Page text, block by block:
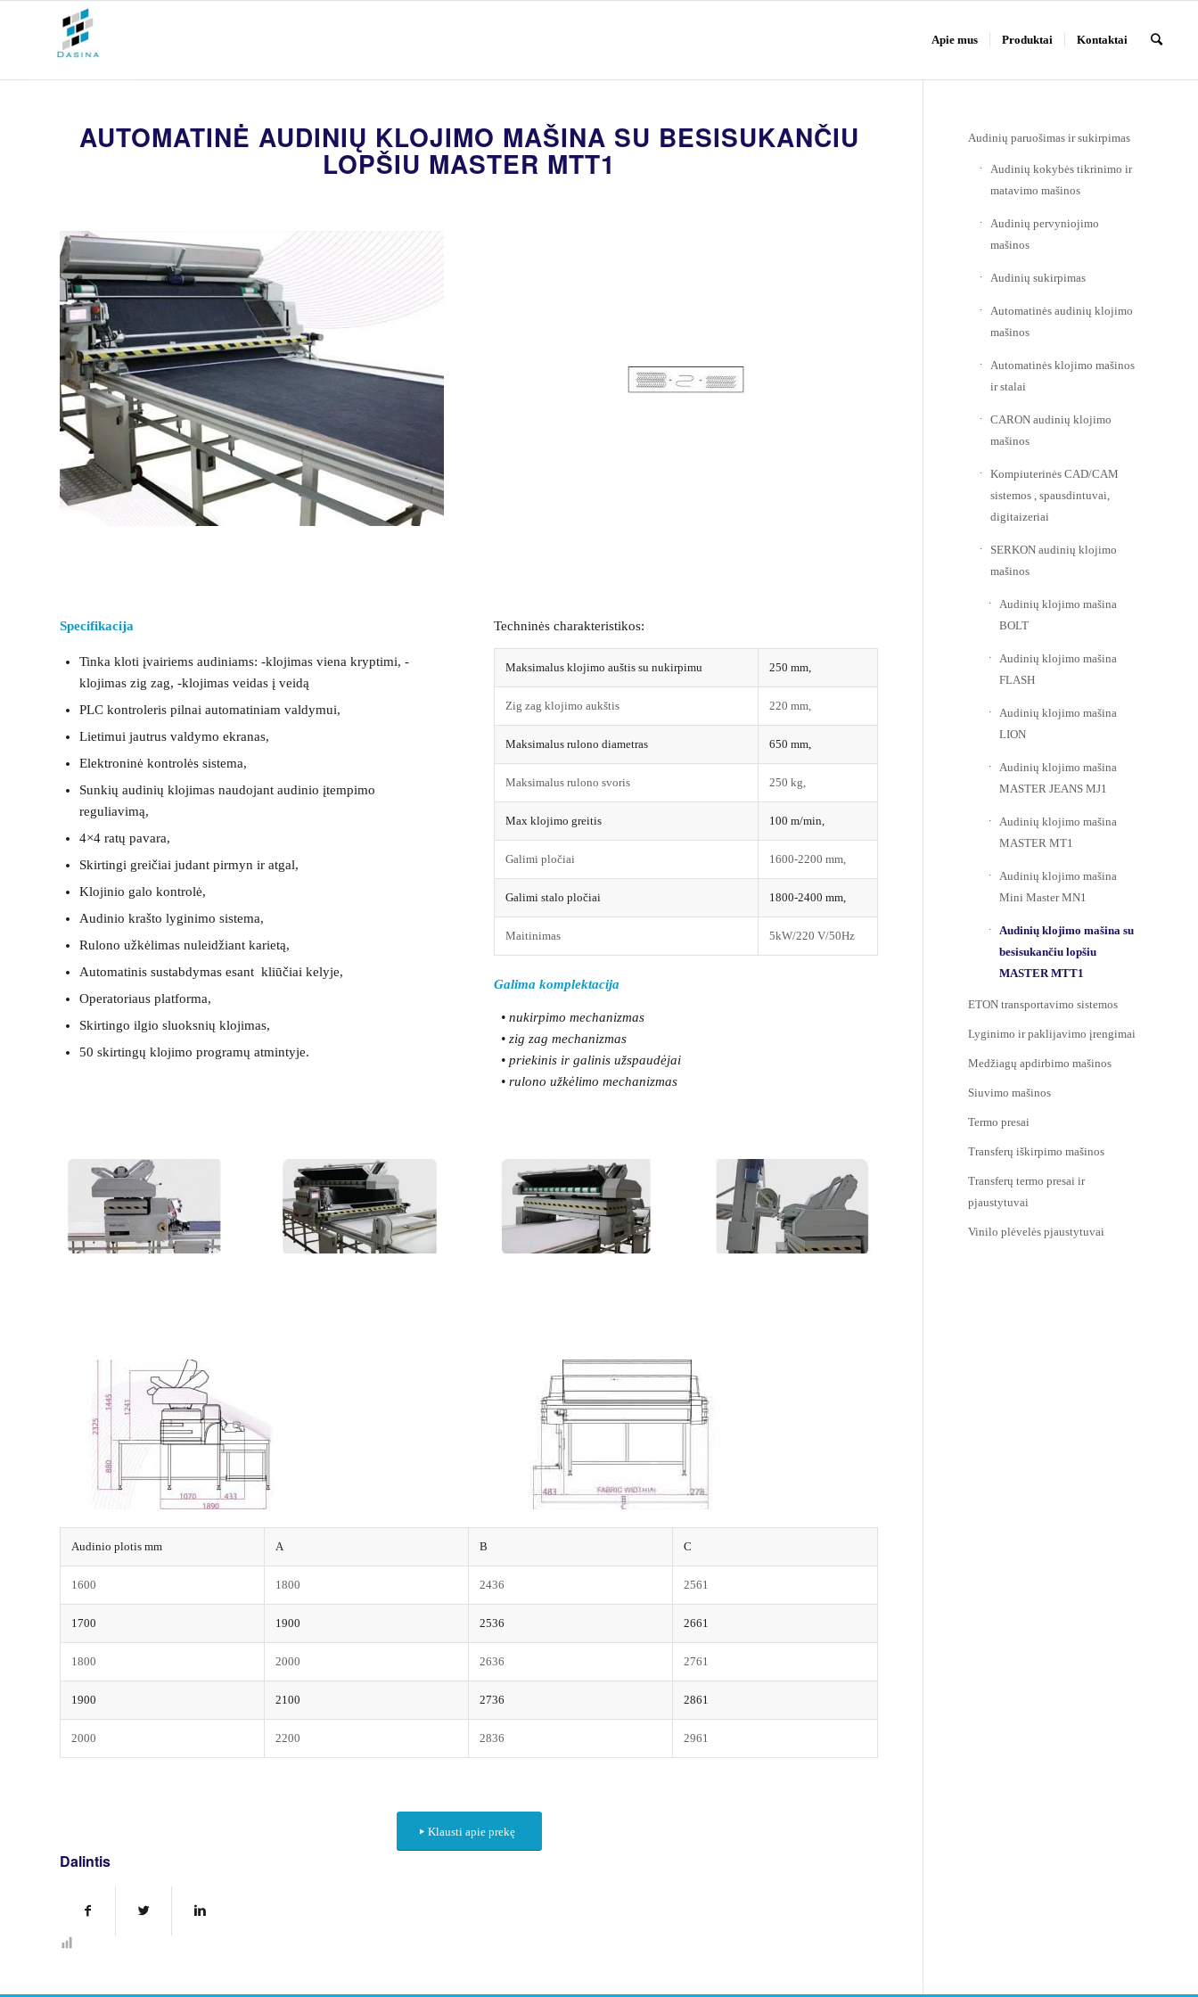
Apie mus Produktai Kontaktai
AUTOMATINĖ AUDINIŲ KLOJIMO MAŠINA SU BESISUKANČIU
LOPŠIU MASTER MTT1
Specifikacija
Tinka kloti įvairiems audiniams: -klojimas viena kryptimi, -
klojimas zig zag, -klojimas veidas į veidą
PLC kontroleris pilnai automatiniam valdymui,
Lietimui jautrus valdymo ekranas,
Elektroninė kontrolės sistema,
Sunkių audinių klojimas naudojant audinio įtempimo
reguliavimą,
4×4 ratų pavara,
Skirtingi greičiai judant pirmyn ir atgal,
Klojinio galo kontrolė,
Audinio krašto lyginimo sistema,
Rulono užkėlimas nuleidžiant karietą,
Automatinis sustabdymas esant kliūčiai kelyje,
Operatoriaus platforma,
Skirtingo ilgio sluoksnių klojimas,
50 skirtingų klojimo programų atmintyje.
Techninės charakteristikos:
Maksimalus klojimo auštis su nukirpimu 250 mm,
Zig zag klojimo aukštis 220 mm,
Maksimalus rulono diametras 650 mm,
Maksimalus rulono svoris 250 kg,
Max klojimo greitis 100 m/min,
Galimi pločiai 1600-2200 mm,
Galimi stalo pločiai 1800-2400 mm,
Maitinimas 5kW/220 V/50Hz
Galima komplektacija
• nukirpimo mechanizmas
• zig zag mechanizmas
• priekinis ir galinis užspaudėjai
• rulono užkėlimo mechanizmas
Audinio plotis mm A B C
1600 1800 2436 2561
1700 1900 2536 2661
1800 2000 2636 2761
1900 2100 2736 2861
2000 2200 2836 2961
Klausti apie prekę
Dalintis
Audinių paruošimas ir sukirpimas
Audinių kokybės tikrinimo ir
matavimo mašinos
Audinių pervyniojimo
mašinos
Audinių sukirpimas
Automatinės audinių klojimo
mašinos
Automatinės klojimo mašinos
ir stalai
CARON audinių klojimo
mašinos
Kompiuterinės CAD/CAM
sistemos , spausdintuvai,
digitaizeriai
SERKON audinių klojimo
mašinos
Audinių klojimo mašina
BOLT
Audinių klojimo mašina
FLASH
Audinių klojimo mašina
LION
Audinių klojimo mašina
MASTER JEANS MJ1
Audinių klojimo mašina
MASTER MT1
Audinių klojimo mašina
Mini Master MN1
Audinių klojimo mašina su
besisukančiu lopšiu
MASTER MTT1
ETON transportavimo sistemos
Lyginimo ir paklijavimo įrengimai
Medžiagų apdirbimo mašinos
Siuvimo mašinos
Termo presai
Transferų iškirpimo mašinos
Transferų termo presai ir
pjaustytuvai
Vinilo plėvelės pjaustytuvai